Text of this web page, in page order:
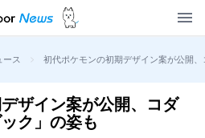
ース > 初代ポケモンの初期デザイン案が公開
ザイン案が公開、コダ
ク」の姿も